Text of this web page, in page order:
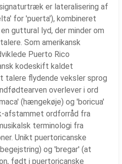
er lateralisering af
for 'puerta'), kombineret
guttural lyd, der minder om
Som amerikansk
Puerto Rico
kodeskift kaldet
talere flydende veksler sprog
overlever i ord
(hængekøje) og 'boricua'
afstammet ordforråd fra
terminologi fra
Unikt puertoricanske
og 'bregar' (at
født i puertoricanske